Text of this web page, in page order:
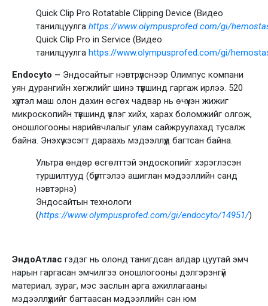
Quick Clip Pro Rotatable Clipping Device (Видео
танилцуулга https://www.olympusprofed.com/gi/
Quick Clip Pro in Service (Видео
танилцуулга https://www.olympusprofed.com/gi/
Endocyto – Эндосайтыг нэвтрүүлснээр Олимпус компани
уян дурангийн хөгжлийг шинэ түвшинд гаргаж ирлээ. 520
хүртэл маш олон дахин өсгөх чадвар нь өчүүхэн жижиг
микроскопийн түвшинд үзлэг хийх, харах боломжийг олгож,
оношлогооны нарийвчлалыг улам сайжруулахад тусалж
байна. Энэхүү хэсэгт дараахь мэдээллүүд багтсан байна.
Ультра өндөр өсгөлттэй эндоскопийг хэрэглэсэн
туршилтууд (бүртгэлээ ашиглан мэдээллийн санд
нэвтэрнэ)
Эндосайтын технологи
(https://www.olympusprofed.com/gi/endocyto/14951/)
ЭндоАтлас гэдэг нь олонд танигдсан алдар цуутай эмч
нарын гаргасан эмчилгээ оношлогооны дэлгэрэнгүй
материал, зураг, мэс заслын арга ажиллагааны
мэдээллүүдийг багтаасан мэдээллийн сан юм